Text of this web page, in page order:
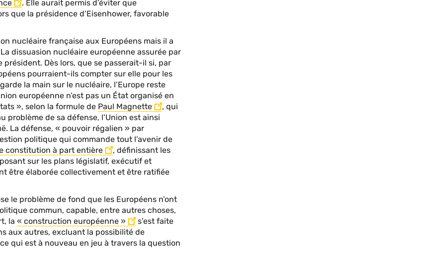
. Elle aurait permis d’éviter que
que la présidence d’Eisenhower, favorable
nucléaire française aux Européens mais il a
dissuasion nucléaire européenne assurée par
Dès lors, que se passerait-il si, par
pourraient-ils compter sur elle pour les
la main sur le nucléaire, l’Europe reste
européenne n’est pas un État organisé en
», selon la formule de Paul Magnette
, qui
problème de sa défense, l’Union est ainsi
La défense, « pouvoir régalien » par
politique qui commande tout l’avenir de
constitution à part entière
, définissant les
sur les plans législatif, exécutif et
être élaborée collectivement et être ratifiée
le problème de fond que les Européens n’ont
commun, capable, entre autres choses,
la « construction européenne »
s’est faite
aux autres, excluant la possibilité de
qui est à nouveau en jeu à travers la question